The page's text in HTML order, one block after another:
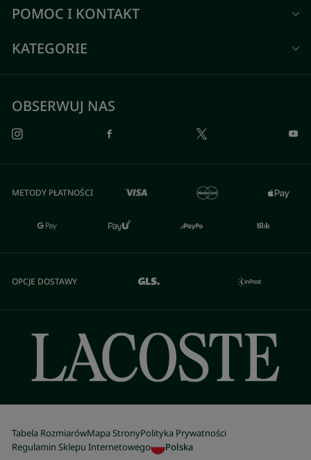
POMOC I KONTAKT
KATEGORIE
OBSERWUJ NAS
METODY PŁATNOŚCI
OPCJE DOSTAWY
Tabela RozmiarówMapa StronyPolityka Prywatności
Regulamin Sklepu Internetowego
Polska